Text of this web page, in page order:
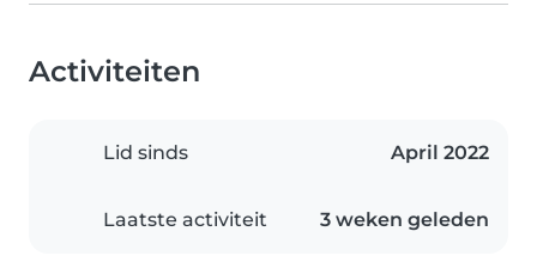
Activiteiten
Lid sinds April 2022
Laatste activiteit 3 weken geleden